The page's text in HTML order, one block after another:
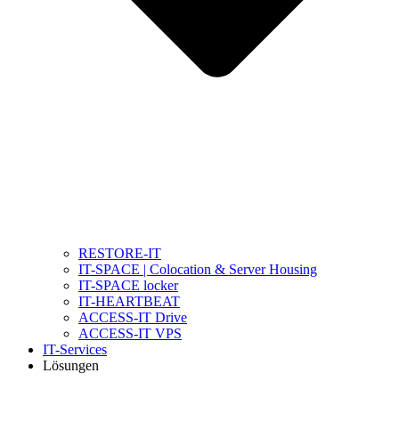
RESTORE-IT
IT-SPACE | Colocation & Server Housing
IT-SPACE locker
IT-HEARTBEAT
ACCESS-IT Drive
ACCESS-IT VPS
IT-Services
Lösungen